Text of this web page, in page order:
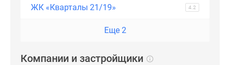
ЖК «Кварталы 21/19» 4.2
Еще 2
Компании и застройщики